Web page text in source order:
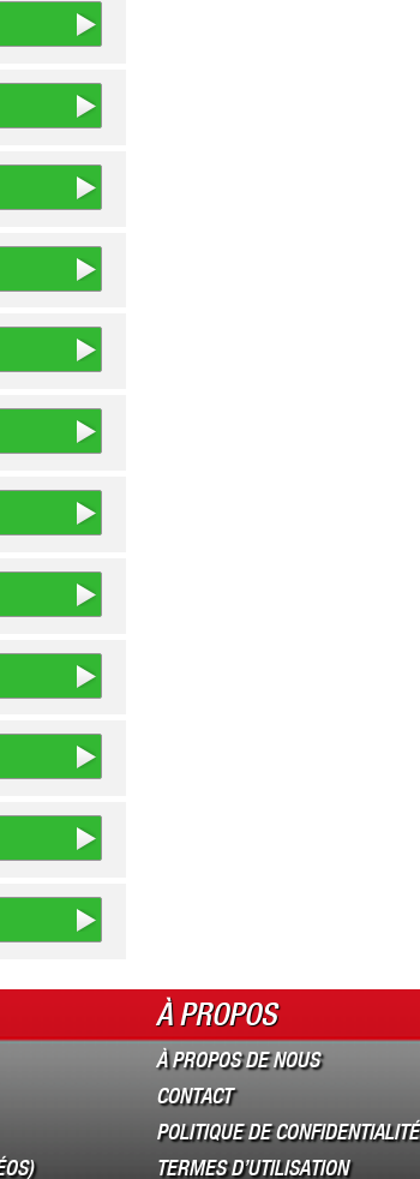
À PROPOS
À PROPOS DE NOUS
CONTACT
POLITIQUE DE CONFIDENTIALITÉ
TERMES D’UTILISATION